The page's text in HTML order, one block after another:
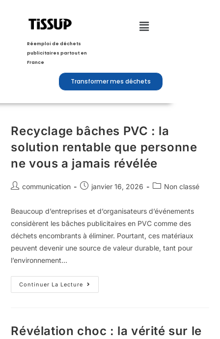
Réemploi de déchets
publicitaires partout en
France
Transformer mes déchets
Recyclage bâches PVC : la
solution rentable que personne
ne vous a jamais révélée
communication janvier 16, 2026 Non classé
Beaucoup d’entreprises et d’organisateurs d’événements
considèrent les bâches publicitaires en PVC comme des
déchets encombrants à éliminer. Pourtant, ces matériaux
peuvent devenir une source de valeur durable, tant pour
l’environnement…
Continuer La Lecture
Révélation choc : la vérité sur le